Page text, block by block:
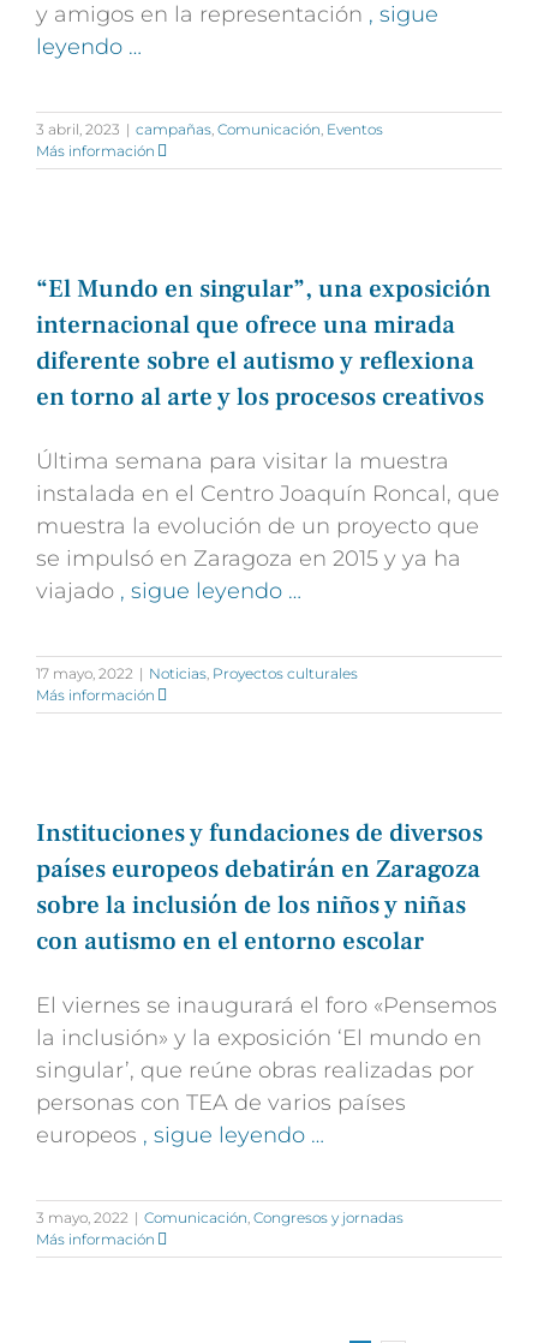
y amigos en la representación , sigue
leyendo …
3 abril, 2023 | campañas Comunicación Eventos
Más información
“El Mundo en singular”, una exposición
internacional que ofrece una mirada
diferente sobre el autismo y reflexiona
en torno al arte y los procesos creativos
Última semana para visitar la muestra
instalada en el Centro Joaquín Roncal, que
muestra la evolución de un proyecto que
se impulsó en Zaragoza en 2015 y ya ha
viajado , sigue leyendo …
17 mayo, 2022 | Noticias Proyectos culturales
Más información
Instituciones y fundaciones de diversos
países europeos debatirán en Zaragoza
sobre la inclusión de los niños y niñas
con autismo en el entorno escolar
El viernes se inaugurará el foro «Pensemos
la inclusión» y la exposición ‘El mundo en
singular’, que reúne obras realizadas por
personas con TEA de varios países
europeos , sigue leyendo …
3 mayo, 2022 | Comunicación Congresos y jornadas
Más información